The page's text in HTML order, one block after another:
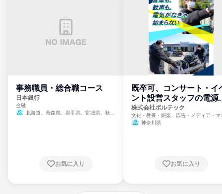
事務職員・総合職コース
日本銀行
金融
北海道、青森県、岩手県、宮城県、秋田
崎県、熊本県、大分県、宮崎県、鹿児島県、
お気に入り
既卒可、コンサート・イ
ント設営スタッフの電源
門
株式会社ボルテック
文化・教養・娯楽、広告・メディア・マ
ミ、電力・ガス・水道・エネルギー
神奈川県
お気に入り